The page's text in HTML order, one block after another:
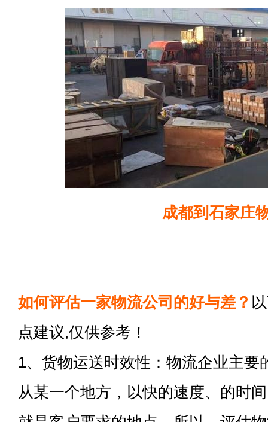
成都到石家庄
如何评估一家物流公司的好与差？
点建议,仅供参考！
1、货物运送时效性：物流企业主要
从某一个地方，以快的速度、的时